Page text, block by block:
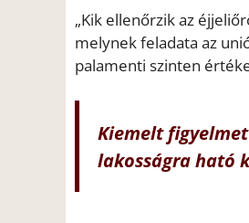
„Kik ellenőrzik az
melynek feladata az
palamenti szinten
Kiemelt
lakosságra ható